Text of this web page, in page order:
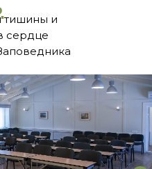
тишины и
сердце